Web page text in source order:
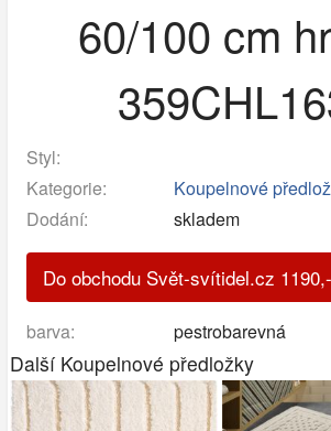
60/100 cm
Styl:
Kategorie:
Koupelnové
Dodání:
skladem
Do obchodu Svět-svítidel.cz 1190,-
barva: pestrobarevná
Další Koupelnové předložky